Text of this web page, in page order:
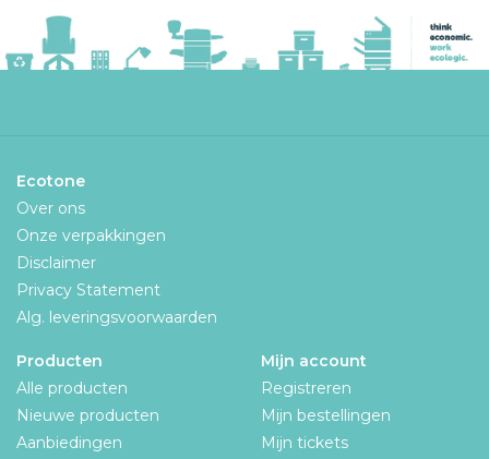
Ecotone
Over ons
Onze verpakkingen
Disclaimer
Privacy Statement
Alg. leveringsvoorwaarden
Producten
Alle producten
Nieuwe producten
Aanbiedingen
Mijn account
Registreren
Mijn bestellingen
Mijn tickets